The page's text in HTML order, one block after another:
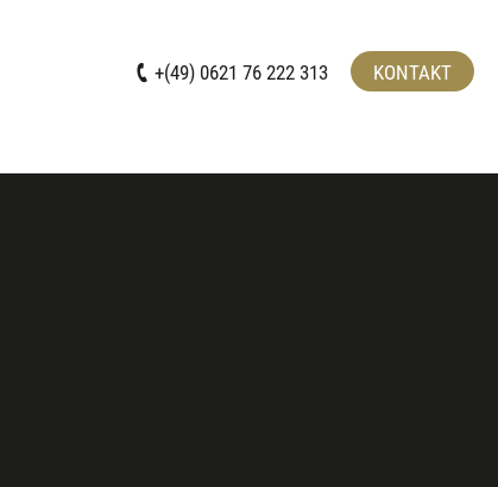
+(49) 0621 76 222 313 KONTAKT